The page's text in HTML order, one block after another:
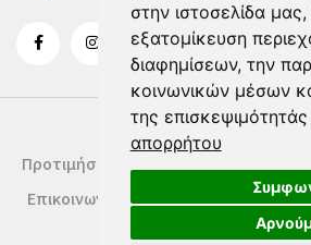
στην ιστοσελίδα μας,
εξατομίκευση
διαφημίσεων, την
κοινωνικών μέσων
της
απορρήτου
Προτιμήσεις Cookies Δήλωση
Επικοινωνία